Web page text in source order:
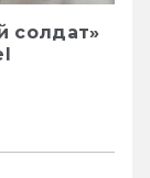
солдат»